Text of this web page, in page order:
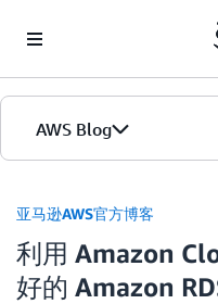
AWS Blog
首页
版本
亚马逊AWS官方博客
利用 Amazon
好的 Amazon